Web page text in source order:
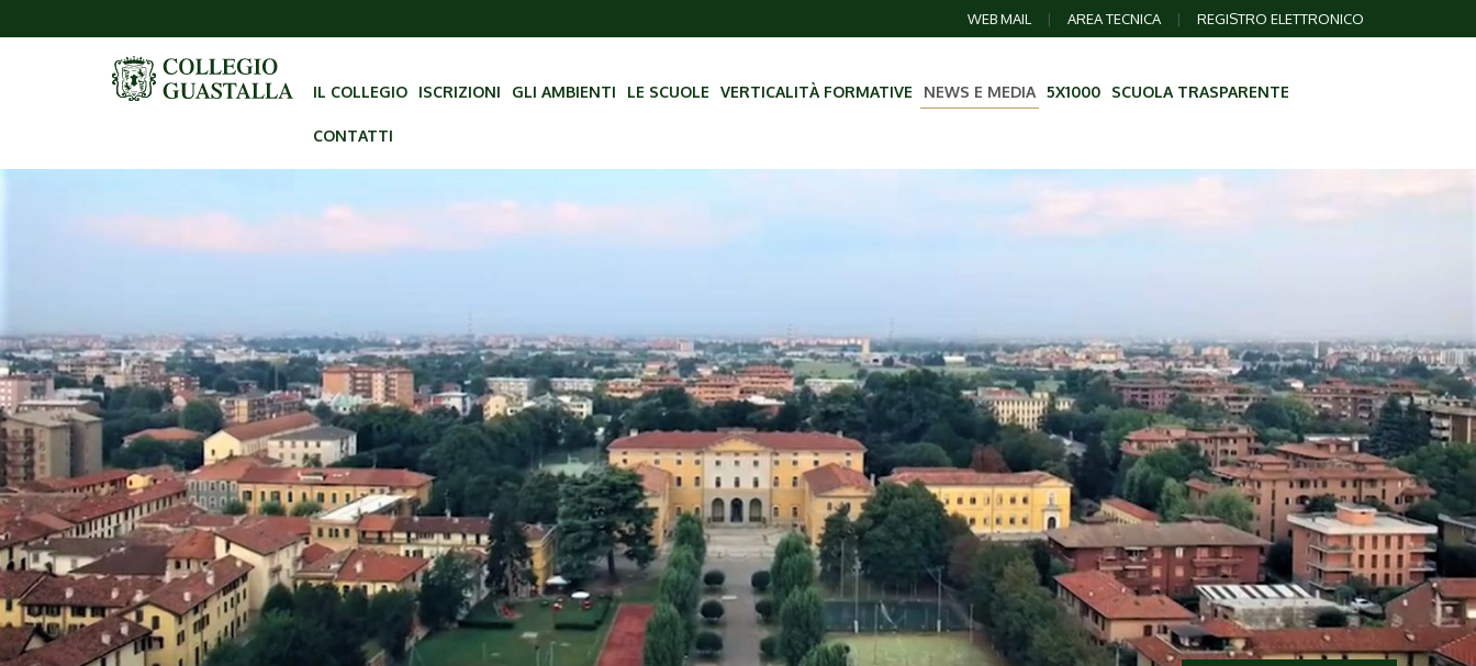
WEB MAIL | AREA TECNICA | REGISTRO ELETTRONICO
IL COLLEGIO ISCRIZIONI GLI AMBIENTI LE SCUOLE VERTICALITÀ FORMATIVE NEWS E MEDIA 5X1000 SCUOLA TRASPARENTE
CONTATTI